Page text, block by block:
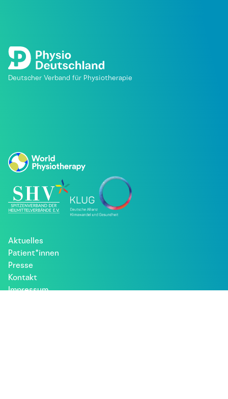
Deutscher Verband für Physiotherapie
Aktuelles
Patient*innen
Presse
Kontakt
Impressum